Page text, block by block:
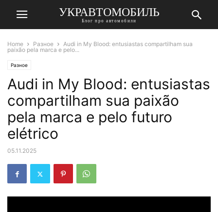
УКРАВТОМОБИЛЬ
Блог про автомобили
Home Разное
Audi in My Blood: entusiastas compartilham sua
paixão pela marca e pelo...
Разное
Audi in My Blood: entusiastas
compartilham sua paixão
pela marca e pelo futuro
elétrico
05.11.2025